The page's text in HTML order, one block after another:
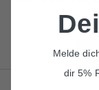
vereinen euch
Melde
dir 5%